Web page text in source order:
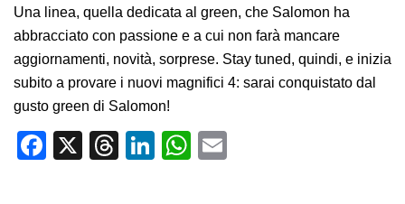
Una linea, quella dedicata al green, che Salomon ha
abbracciato con passione e a cui non farà mancare
aggiornamenti, novità, sorprese. Stay tuned, quindi, e inizia
subito a provare i nuovi magnifici 4: sarai conquistato dal
gusto green di Salomon!
Facebook
X Threads
LinkedIn
WhatsApp